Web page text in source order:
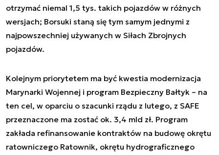
otrzymać niemal 1,5 tys. takich pojazdów w różnych
wersjach; Borsuki staną się tym samym jednymi z
najpowszechniej używanych w Siłach Zbrojnych
pojazdów.
Kolejnym priorytetem ma być kwestia modernizacja
Marynarki Wojennej i program Bezpieczny Bałtyk – na
ten cel, w oparciu o szacunki rządu z lutego, z SAFE
przeznaczone ma zostać ok. 3,4 mld zł. Program
zakłada refinansowanie kontraktów na budowę okrętu
ratowniczego Ratownik, okrętu hydrograficznego